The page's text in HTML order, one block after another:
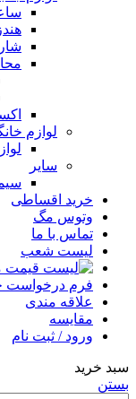
لوازم
سایر
خرید اقساطی
وتوس مگ
تماس با ما
لیست شعب
فرم درخواست
علاقه مندی
مقایسه
ورود / ثبت نام
سبد خرید
بستن